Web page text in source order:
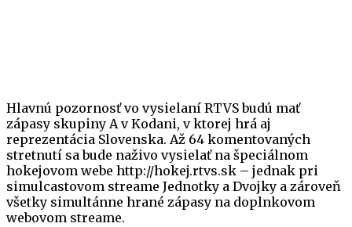
Hlavnú pozornosť vo vysielaní RTVS budú mať
zápasy skupiny A v Kodani, v ktorej hrá aj
reprezentácia Slovenska. Až 64 komentovaných
stretnutí sa bude naživo vysielať na špeciálnom
hokejovom webe http://hokej.rtvs.sk – jednak pri
simulcastovom streame Jednotky a Dvojky a zároveň
všetky simultánne hrané zápasy na doplnkovom
webovom streame.